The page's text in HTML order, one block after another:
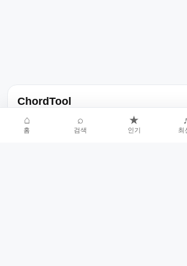
ChordTool
노래 가사, 곡 정보, 코드, 악보를 한곳에서 찾을
서비스입니다.
⌂
홈
⌕
검색
★
인기 최